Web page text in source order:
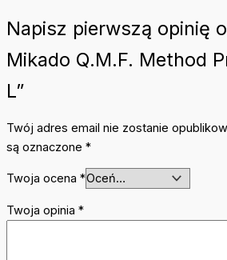
Napisz pierwszą opinię
Mikado Q.M.F. Method
L”
Twój adres email nie zostanie
są oznaczone *
Twoja ocena *
Twoja opinia *